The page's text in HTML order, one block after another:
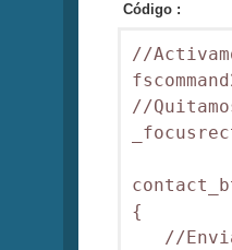
Código :
//
//
{
//